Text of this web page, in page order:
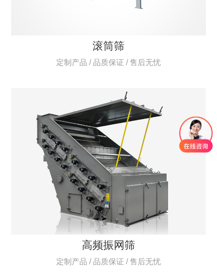
滚筒筛
定制产品 / 品质保证 / 售后无忧
高频振网筛
定制产品 / 品质保证 / 售后无忧